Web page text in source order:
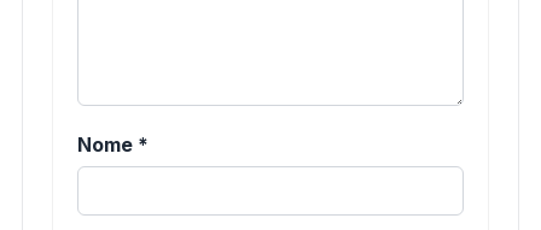
Nome *